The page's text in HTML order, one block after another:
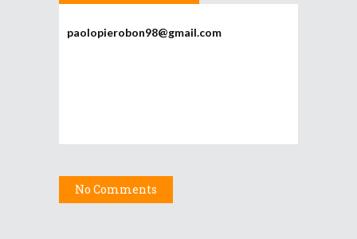
paolopierobon98@gmail.com
No Comments